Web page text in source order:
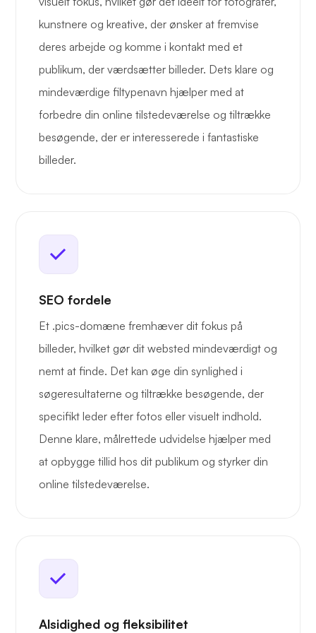
kunstnere og kreative, der ønsker at fremvise
deres arbejde og komme i kontakt med et
publikum, der værdsætter billeder. Dets klare og
mindeværdige filtypenavn hjælper med at
forbedre din online tilstedeværelse og tiltrække
besøgende, der er interesserede i fantastiske
billeder.
SEO fordele
Et .pics-domæne fremhæver dit fokus på
billeder, hvilket gør dit websted mindeværdigt og
nemt at finde. Det kan øge din synlighed i
søgeresultaterne og tiltrække besøgende, der
specifikt leder efter fotos eller visuelt indhold.
Denne klare, målrettede udvidelse hjælper med
at opbygge tillid hos dit publikum og styrker din
online tilstedeværelse.
Alsidighed og fleksibilitet